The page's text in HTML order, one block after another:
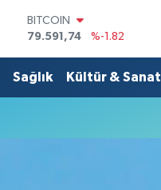
BITCOIN
79.591,74
%-1.82
EURO
53,38690
%0.19
Sağlık Kültür & Sanat